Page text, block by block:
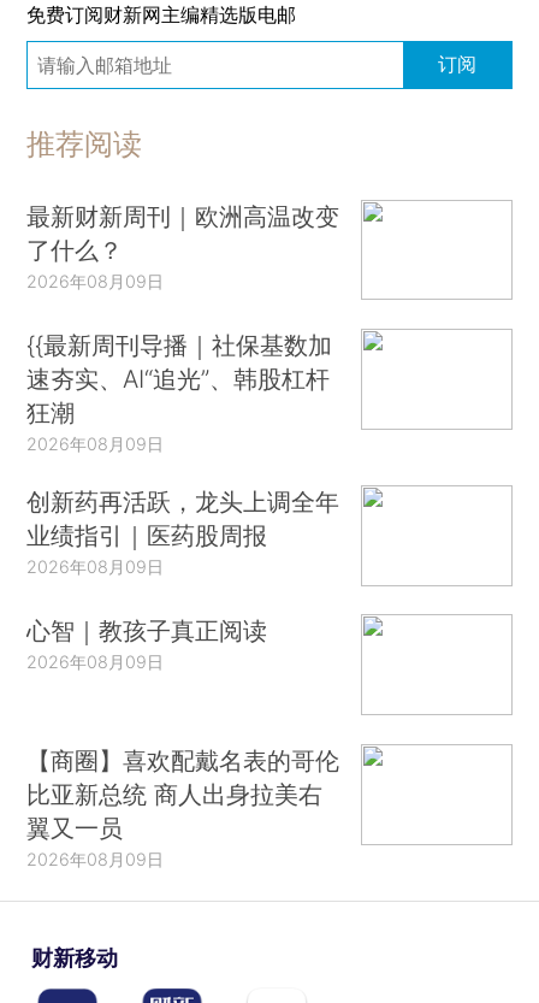
免费订阅财新网主编精选版电邮
订阅
推荐阅读
最新财新周刊｜欧洲高温改变
了什么？
2026年08月09日
{{最新周刊导播｜社保基数加
速夯实、AI“追光”、韩股杠杆
狂潮
2026年08月09日
创新药再活跃，龙头上调全年
业绩指引｜医药股周报
2026年08月09日
心智｜教孩子真正阅读
2026年08月09日
【商圈】喜欢配戴名表的哥伦
比亚新总统 商人出身拉美右
翼又一员
2026年08月09日
财新移动